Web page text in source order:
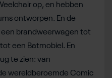
op, en hebben
ontworpen. En de
brandweerwagen tot
een Batmobiel. En
te zien: van
wereldberoemde Comic